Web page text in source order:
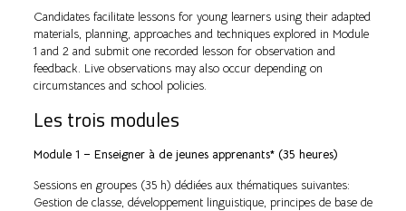
Candidates facilitate lessons for young learners using their adapted
materials, planning, approaches and techniques explored in Module
1 and 2 and submit one recorded lesson for observation and
feedback. Live observations may also occur depending on
circumstances and school policies.
Les trois modules
Module 1 – Enseigner à de jeunes apprenants* (35 heures)
Sessions en groupes (35 h) dédiées aux thématiques suivantes:
Gestion de classe, développement linguistique, principes de base de